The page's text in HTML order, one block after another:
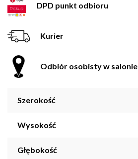
DPD punkt odbioru
Kurier
Odbiór osobisty w salonie
Szerokość
Wysokość
Głębokość